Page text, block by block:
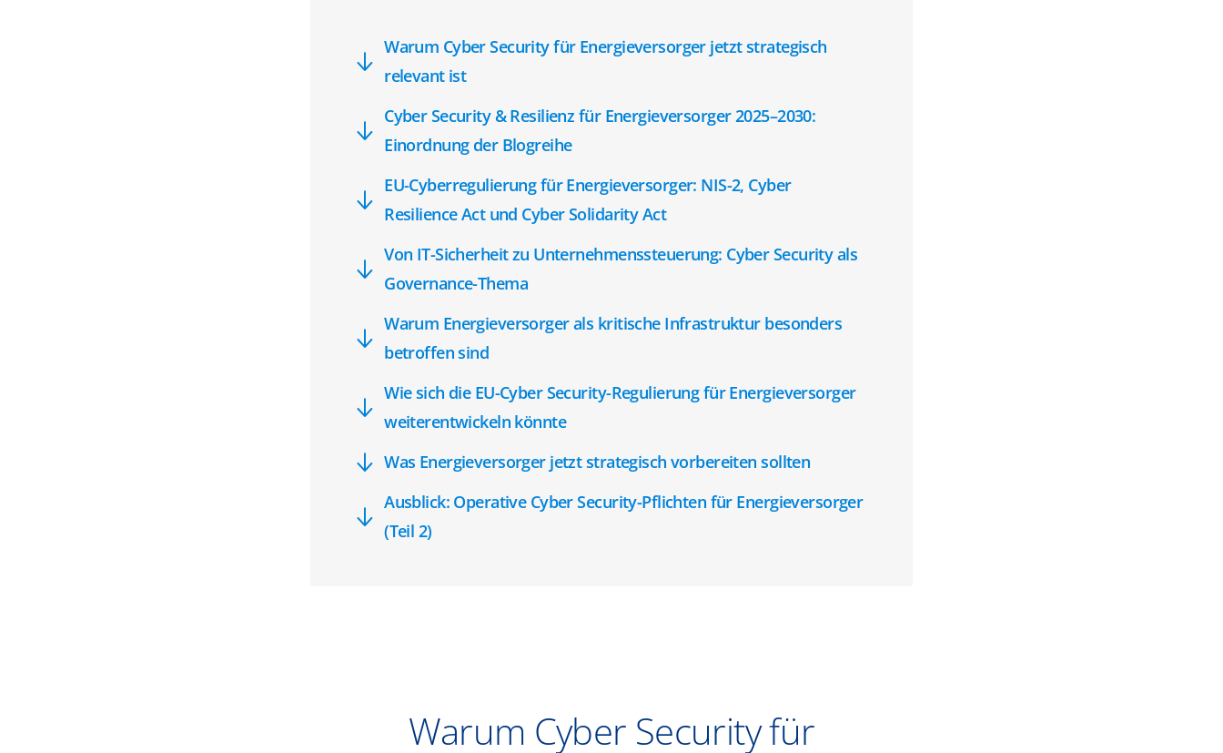
Warum Cyber Security für Energieversorger jetzt strategisch
relevant ist
Cyber Security & Resilienz für Energieversorger 2025–2030:
Einordnung der Blogreihe
EU-Cyberregulierung für Energieversorger: NIS-2, Cyber
Resilience Act und Cyber Solidarity Act
Von IT-Sicherheit zu Unternehmenssteuerung: Cyber Security als
Governance-Thema
Warum Energieversorger als kritische Infrastruktur besonders
betroffen sind
Wie sich die EU-Cyber Security-Regulierung für Energieversorger
weiterentwickeln könnte
Was Energieversorger jetzt strategisch vorbereiten sollten
Ausblick: Operative Cyber Security-Pflichten für Energieversorger
(Teil 2)
Warum Cyber Security für